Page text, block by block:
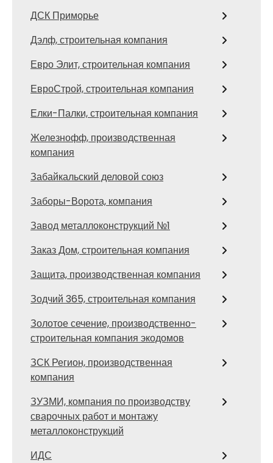
ДСК Приморье
Дэлф, строительная компания
Евро Элит, строительная компания
ЕвроСтрой, строительная компания
Елки-Палки, строительная компания
Железнофф, производственная
компания
Забайкальский деловой союз
Заборы-Ворота, компания
Завод металлоконструкций №1
Заказ Дом, строительная компания
Защита, производственная компания
Зодчий 365, строительная компания
Золотое сечение, производственно-
строительная компания экодомов
ЗСК Регион, производственная
компания
ЗУЗМИ, компания по производству
сварочных работ и монтажу
металлоконструкций
ИДС